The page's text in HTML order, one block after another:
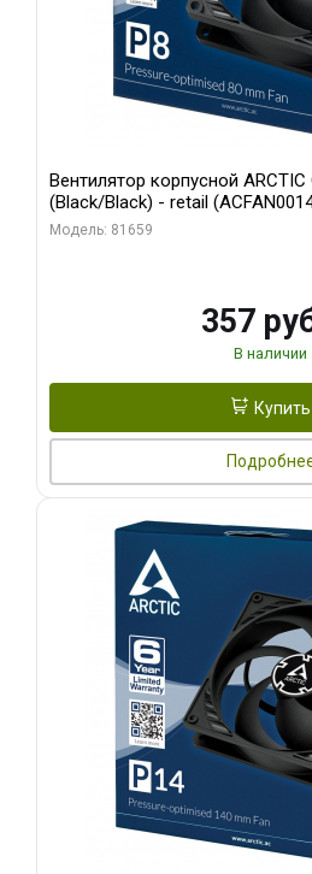
Вентилятор корпусной ARCTIC
(Black/Black) - retail
Модель: 81659
357
В наличии
Купить